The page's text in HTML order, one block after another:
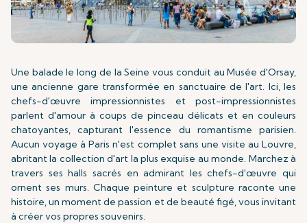
Une balade le long de la Seine vous conduit au Musée d'Orsay,
une ancienne gare transformée en sanctuaire de l'art. Ici, les
chefs-d'œuvre impressionnistes et post-impressionnistes
parlent d'amour à coups de pinceau délicats et en couleurs
chatoyantes, capturant l'essence du romantisme parisien.
Aucun voyage à Paris n'est complet sans une visite au Louvre,
abritant la collection d'art la plus exquise au monde. Marchez à
travers ses halls sacrés en admirant les chefs-d'œuvre qui
ornent ses murs. Chaque peinture et sculpture raconte une
histoire, un moment de passion et de beauté figé, vous invitant
à créer vos propres souvenirs.